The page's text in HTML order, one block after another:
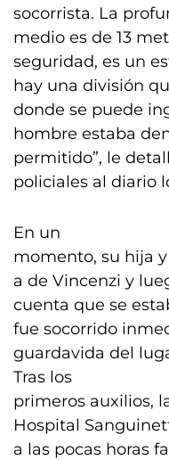
socorrista. La
medio es de 13
seguridad, es un
hay una división
donde se puede
hombre estaba
permitido”, le
policiales al diario
En un
momento, su hija
a de Vincenzi y
cuenta que se
fue socorrido
guardavida del
Tras los
primeros auxilios,
Hospital
a las pocas horas